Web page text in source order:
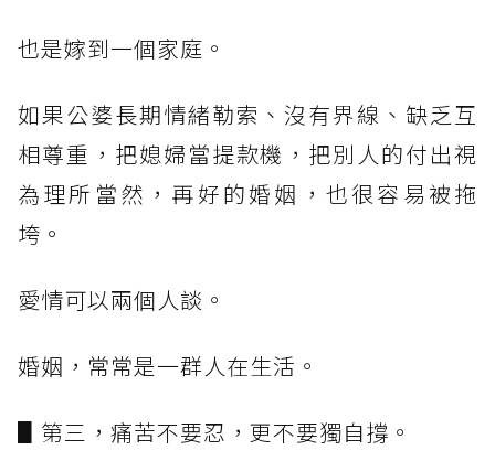
也是嫁到一個家庭。
如果公婆長期情緒勒索、沒有界線、缺乏互
相尊重，把媳婦當提款機，把別人的付出視
為理所當然，再好的婚姻，也很容易被拖
垮。
愛情可以兩個人談。
婚姻，常常是一群人在生活。
▋第三，痛苦不要忍，更不要獨自撐。